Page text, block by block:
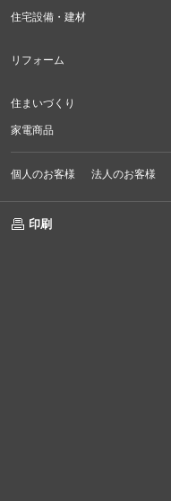
住宅設備・建材
リフォーム
住まいづくり
家電商品
個人のお客様 法人のお客様
印刷